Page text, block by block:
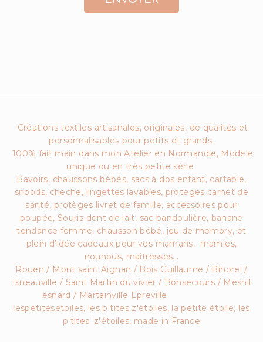
Créations textiles artisanales, originales, de qualités et
personnalisables pour petits et grands.
100% fait main dans mon Atelier en Normandie, Modèle
unique ou en très petite série
Bavoirs, chaussons bébés, sacs à dos enfant, cartable,
snoods, cheche, lingettes lavables, protèges carnet de
santé, protèges livret de famille, accessoires pour
poupée, Souris dent de lait, sac bandoulière, banane
tendance femme, chausson bébé, jeu de memory, et
plein d'idée cadeaux pour vos mamans, mamies,
nounous, maîtresses...
Rouen / Mont saint Aignan / Bois Guillaume / Bihorel /
Isneauville / Saint Martin du vivier / Bonsecours / Mesnil
esnard / Martainville Epreville
lespetitesetoiles, les p'tites z'étoiles, la petite étoile, les
p'tites 'z'étoiles, made in France